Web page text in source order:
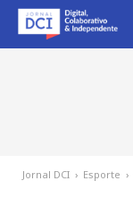
Jornal DCI › Esporte ›